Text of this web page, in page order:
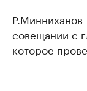
Р.Минниханов
совещании с
которое